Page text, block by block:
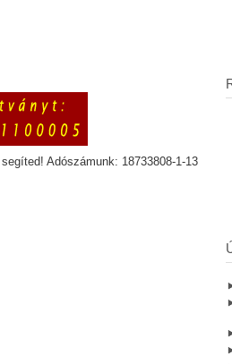
Adószámunk: 18733808-1-13